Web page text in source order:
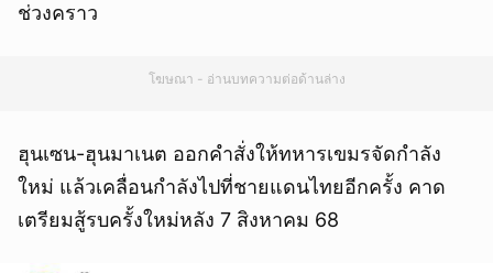
ช่วงคราว
โฆษณา - อ่านบทความต่อด้านล่าง
ฮุนเซน-ฮุนมาเนต ออกคำสั่งให้ทหารเขมรจัดกำลัง
ใหม่ แล้วเคลื่อนกำลังไปที่ชายแดนไทยอีกครั้ง คาด
เตรียมสู้รบครั้งใหม่หลัง 7 สิงหาคม 68